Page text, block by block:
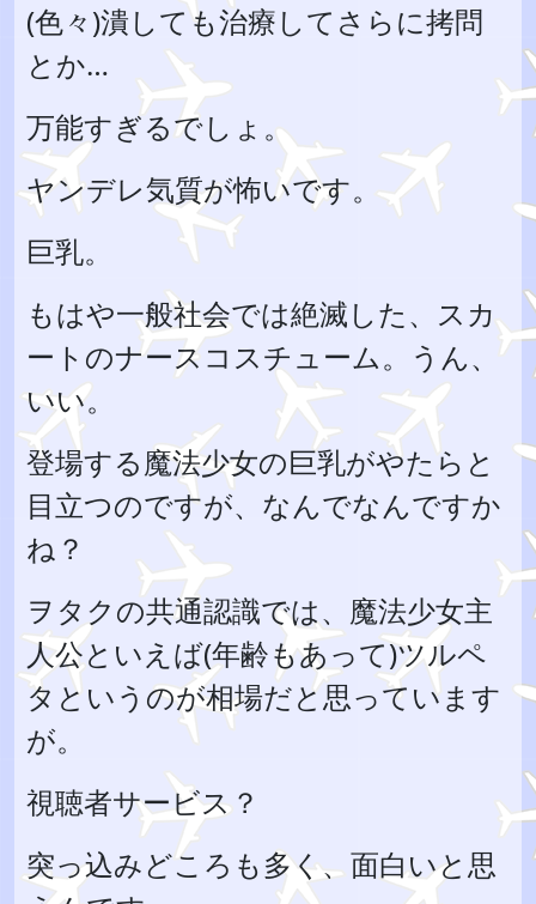
(色々)潰しても治療してさらに拷問
とか…
万能すぎるでしょ。
ヤンデレ気質が怖いです。
巨乳。
もはや一般社会では絶滅した、スカ
ートのナースコスチューム。うん、
いい。
登場する魔法少女の巨乳がやたらと
目立つのですが、なんでなんですか
ね？
ヲタクの共通認識では、魔法少女主
人公といえば(年齢もあって)ツルペ
タというのが相場だと思っています
が。
視聴者サービス？
突っ込みどころも多く、面白いと思